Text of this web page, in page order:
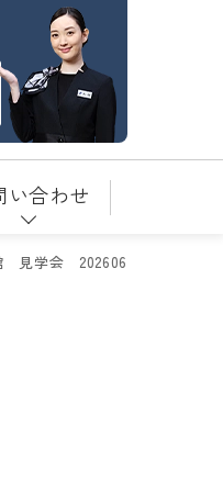
い合わせ
＿見学会＿202606